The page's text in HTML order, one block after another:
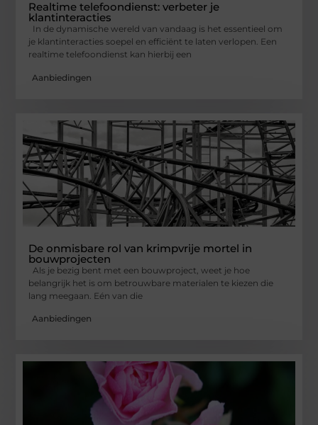
Realtime telefoondienst: verbeter je
klantinteracties
In de dynamische wereld van vandaag is het essentieel om
je klantinteracties soepel en efficiënt te laten verlopen. Een
realtime telefoondienst kan hierbij een
Aanbiedingen
De onmisbare rol van krimpvrije mortel in
bouwprojecten
Als je bezig bent met een bouwproject, weet je hoe
belangrijk het is om betrouwbare materialen te kiezen die
lang meegaan. Eén van die
Aanbiedingen